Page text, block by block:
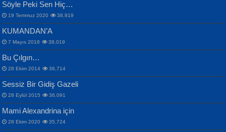
İPEK ACAR SERT
Gazze’nin Şecaati, Ümmetin İmtihanı...
Selahattin Yıldız
İdrakimle Üşürken...
ERDEM BAYAZIT
Sana, Bana, Vatanıma, Ülkemin
İnsanlarına Dair...
Söyle Peki Sen Hiç…
19 Temmuz 2020 38,919
KUMANDAN’A
7 Mayıs 2018 38,019
Bu Çılgın…
28 Ekim 2014 36,714
Sessiz Bir Gidiş Gazeli
28 Eylül 2015 36,091
Mami Alexandrina için
28 Ekim 2020 35,724